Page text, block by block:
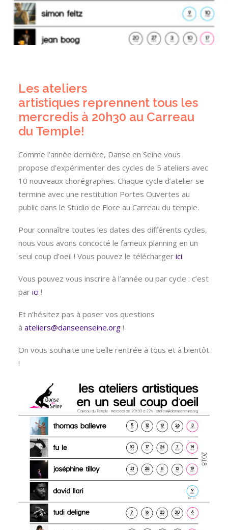
Les ateliers
artistiques reprennent tous les
mercredis à 20h30 au Carreau
du Temple!
Comme l’année dernière, Danse en Seine vous
propose d’expérimenter des cycles de 5 ateliers avec
10 nouveaux chorégraphes. Chaque cycle d’atelier se
termine avec une restitution Portes Ouvertes au
public dans le Studio de Flore au Carreau du temple.
Pour connaître toutes les dates des différents cycles,
nous vous avons concocté le fameux planning en un
seul coup d’oeil ! Vous pouvez le télécharger ici.
Vous pouvez vous inscrire à l’année ou par cycle : c’est
par ici !
Et n’hésitez pas à poser vos questions
à ateliers@danseenseine.org !
On vous souhaite une belle rentrée à tous et à bientôt
!